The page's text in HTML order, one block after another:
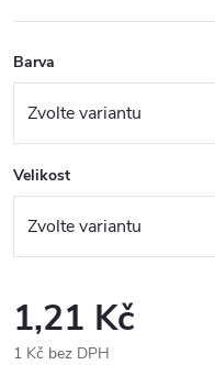
Barva
Velikost
1,21 Kč
1 Kč bez DPH